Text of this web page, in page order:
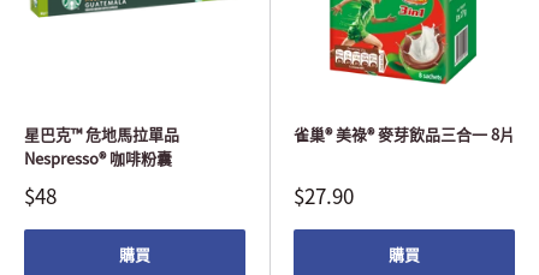
星巴克™ 危地馬拉單品
Nespresso® 咖啡粉囊
$48
購買
雀巢® 美祿® 麥芽飲品三合一 8片
$27.90
購買